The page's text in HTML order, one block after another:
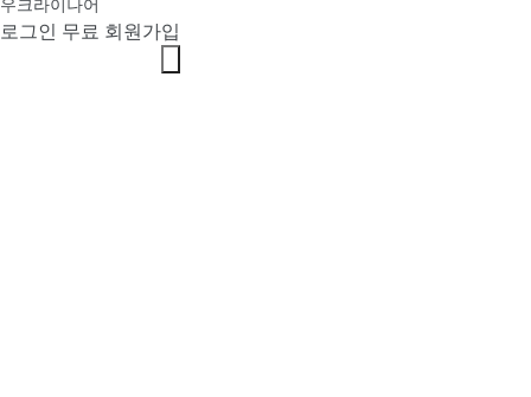
로그인 무료 회원가입